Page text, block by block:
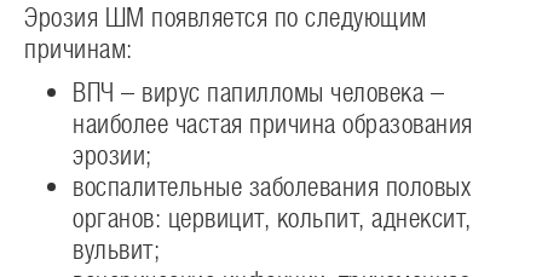
Эрозия ШМ появляется по следующим
причинам:
ВПЧ – вирус папилломы человека –
наиболее частая причина образования
эрозии;
воспалительные заболевания половых
органов: цервицит, кольпит, аднексит,
вульвит;